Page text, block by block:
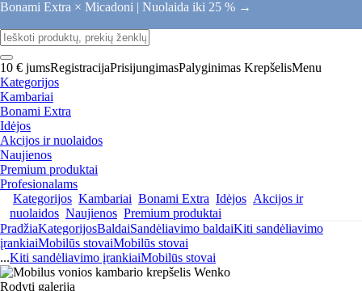
Bonami Extra × Micadoni | Nuolaida iki 25 % →
10 € jumsRegistracijaPrisijungimasPalyginimas KrepšelisMenu
Kategorijos
Kambariai
Bonami Extra
Idėjos
Akcijos ir nuolaidos
Naujienos
Premium produktai
Profesionalams
Kategorijos Kambariai Bonami Extra Idėjos Akcijos ir
nuolaidos Naujienos Premium produktai
PradžiaKategorijosBaldaiSandėliavimo baldaiKiti sandėliavimo
įrankiaiMobilūs stovaiMobilūs stovai
...Kiti sandėliavimo įrankiaiMobilūs stovai
Rodyti galeriją